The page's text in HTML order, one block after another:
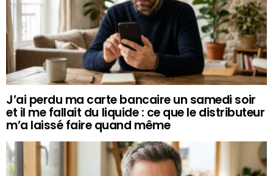
J’ai perdu ma carte bancaire un samedi soir
et il me fallait du liquide : ce que le distributeur
m’a laissé faire quand même